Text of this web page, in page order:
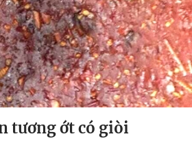
tương ớt có giòi